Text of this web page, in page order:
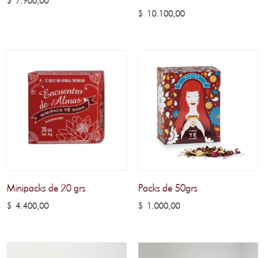
$10.100,00
Minipacks de 20 grs
$ 4.400,00
Packs de 50grs
$1.000,00